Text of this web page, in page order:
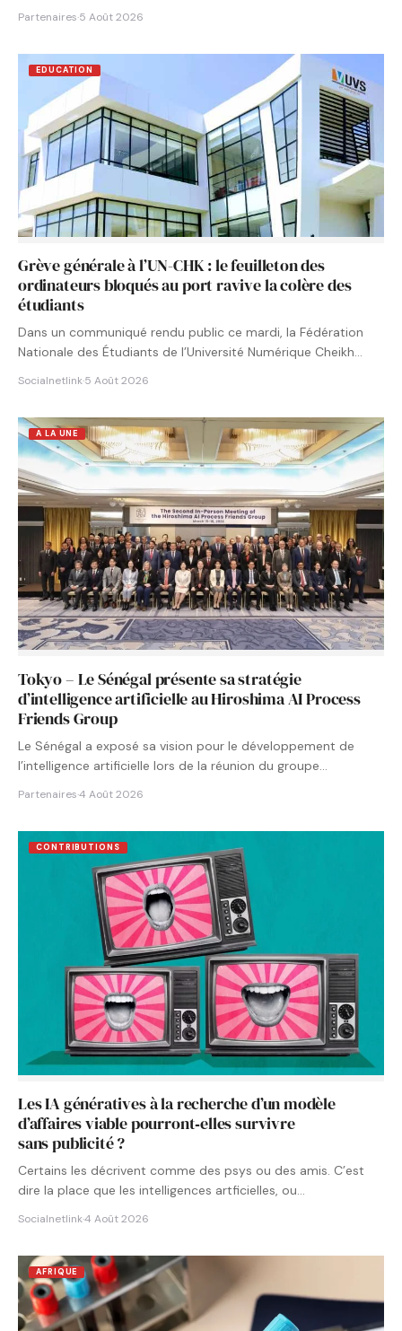
Partenaires·5 Août 2026
EDUCATION
Grève générale à l’UN-CHK : le feuilleton des
ordinateurs bloqués au port ravive la colère des
étudiants
Dans un communiqué rendu public ce mardi, la Fédération
Nationale des Étudiants de l’Université Numérique Cheikh
Socialnetlink·5 Août 2026
A LA UNE
Tokyo – Le Sénégal présente sa stratégie
d’intelligence artificielle au Hiroshima AI Process
Friends Group
Le Sénégal a exposé sa vision pour le développement de
l’intelligence artificielle lors de la réunion du groupe…
Partenaires·4 Août 2026
CONTRIBUTIONS
Les IA génératives à la recherche d’un modèle
d’affaires viable pourront‑elles survivre
sans publicité ?
Certains les décrivent comme des psys ou des amis. C’est
dire la place que les intelligences artficielles, ou…
Socialnetlink·4 Août 2026
AFRIQUE